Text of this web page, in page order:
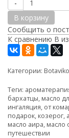
-
В корзину
Сообщить о
К сравнению В
Категории:
Теги:
бархатцы, масло
ингаляция, от
подарок, козерог,
масло аира, масло
путешествии